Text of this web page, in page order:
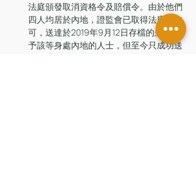
法庭頒發取消資格令及賠償令。由於他們
四人均居於內地，證監會已取得法庭的許
可，送達於2019年9月12日存檔的呈請書
予該等身處內地的人士，但至今只成功送